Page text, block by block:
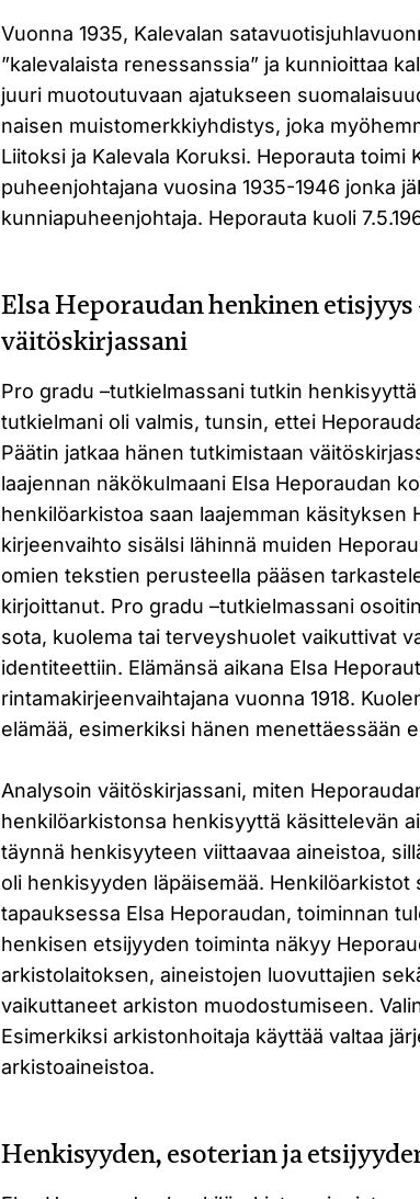
Vuonna 1935, Kalevalan
”kalevalaista renessanssia” ja kunnioittaa
juuri muotoutuvaan ajatukseen
naisen muistomerkkiyhdistys, joka
Liitoksi ja Kalevala Koruksi. Heporauta toimi
puheenjohtajana vuosina 1935-1946 jonka
kunniapuheenjohtaja. Heporauta kuoli
Elsa Heporaudan henkinen
väitöskirjassani
Pro gradu –tutkielmassani tutkin
tutkielmani oli valmis, tunsin, ettei
Päätin jatkaa hänen tutkimistaan
laajennan näkökulmaani Elsa Heporaudan
henkilöarkistoa saan laajemman
kirjeenvaihto sisälsi lähinnä muiden
omien tekstien perusteella pääsen
kirjoittanut. Pro gradu –tutkielmassani
sota, kuolema tai terveyshuolet vaikuttivat
identiteettiin. Elämänsä aikana Elsa
rintamakirjeenvaihtajana vuonna 1918.
elämää, esimerkiksi hänen menettäessään
Analysoin väitöskirjassani, miten
henkilöarkistonsa henkisyyttä käsittelevän
täynnä henkisyyteen viittaavaa aineistoa,
oli henkisyyden läpäisemää.
tapauksessa Elsa Heporaudan, toiminnan
henkisen etsijyyden toiminta näkyy
arkistolaitoksen, aineistojen luovuttajien
vaikuttaneet arkiston muodostumiseen.
Esimerkiksi arkistonhoitaja käyttää valtaa
arkistoaineistoa.
Henkisyyden, esoterian ja